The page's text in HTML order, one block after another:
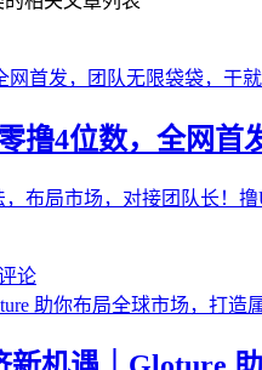
撸4位数，全网首
布局市场，对接团队长！
论